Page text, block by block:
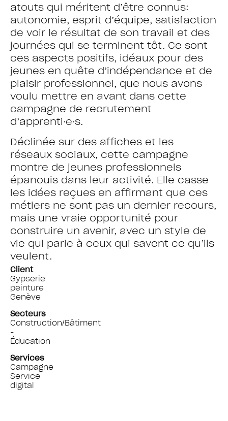
atouts qui méritent d’être connus:
autonomie, esprit d’équipe, satisfaction
de voir le résultat de son travail et des
journées qui se terminent tôt. Ce sont
ces aspects positifs, idéaux pour des
jeunes en quête d’indépendance et de
plaisir professionnel, que nous avons
voulu mettre en avant dans cette
campagne de recrutement
d’apprenti·e·s.
Déclinée sur des affiches et les
réseaux sociaux, cette campagne
montre de jeunes professionnels
épanouis dans leur activité. Elle casse
les idées reçues en affirmant que ces
métiers ne sont pas un dernier recours,
mais une vraie opportunité pour
construire un avenir, avec un style de
vie qui parle à ceux qui savent ce qu’ils
veulent.
Client
Gypserie
peinture
Genève
Secteurs
Construction/Bâtiment
-
Éducation
Services
Campagne
Service
digital